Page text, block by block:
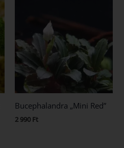
Bucephalandra „Mini Red”
2 990 Ft